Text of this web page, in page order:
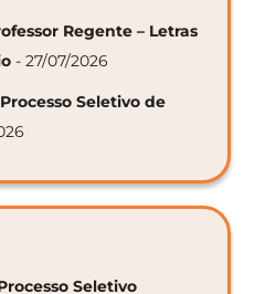
Regente – Letras
- 27/07/2026
Seletivo de
Seletivo